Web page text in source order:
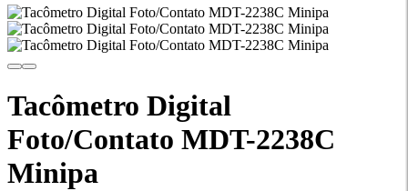
Tacômetro Digital
Foto/Contato MDT-2238C
Minipa